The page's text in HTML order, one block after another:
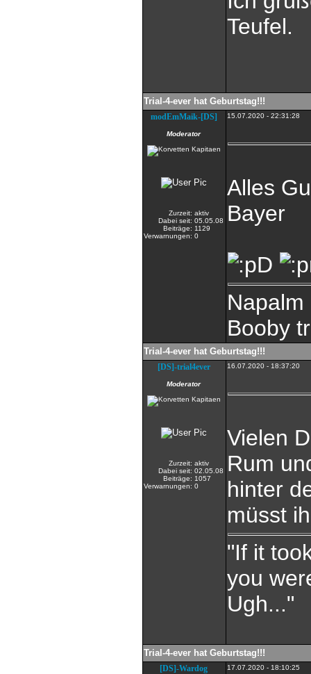
Teufel.
Trial-4-ever hat Geburtstag!!!
modEmMaik-[DS]
Moderator
Zurzeit: aktiv
Dabei seit: 05.05.08
Beiträge: 1129
Verwarnungen: 0
15.07.2020 - 22:31:28
Alles
Bayer
Booby
Trial-4-ever hat Geburtstag!!!
[DS]-trial4ever
Moderator
Zurzeit: aktiv
Dabei seit: 02.05.08
Beiträge: 1057
Verwarnungen: 0
16.07.2020 - 18:37:20
Vielen
Rum
hinter
müsst
"If it
you
Ugh..."
Trial-4-ever hat Geburtstag!!!
[DS]-Wardog 17.07.2020 - 18:10:25